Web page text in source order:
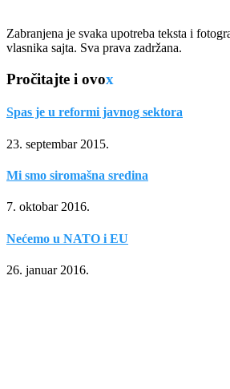
Zabranjena je svaka upotreba teksta i
vlasnika sajta. Sva prava zadržana.
Pročitajte i ovox
Spas je u reformi javnog sektora
23. septembar 2015.
Mi smo siromašna sredina
7. oktobar 2016.
Nećemo u NATO i EU
26. januar 2016.